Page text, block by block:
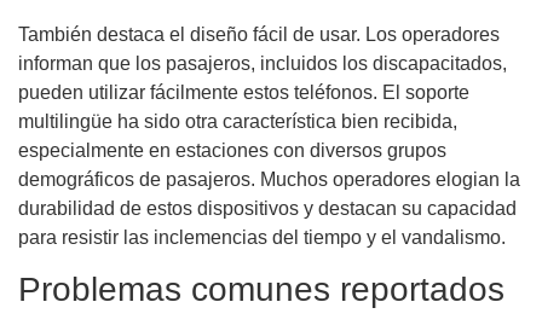
También destaca el diseño fácil de usar. Los operadores
informan que los pasajeros, incluidos los discapacitados,
pueden utilizar fácilmente estos teléfonos. El soporte
multilingüe ha sido otra característica bien recibida,
especialmente en estaciones con diversos grupos
demográficos de pasajeros. Muchos operadores elogian la
durabilidad de estos dispositivos y destacan su capacidad
para resistir las inclemencias del tiempo y el vandalismo.
Problemas comunes reportados